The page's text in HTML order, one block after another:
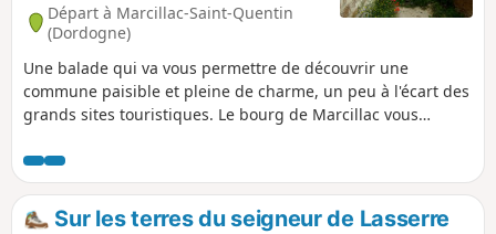
Départ à Marcillac-Saint-Quentin
(Dordogne)
Une balade qui va vous permettre de découvrir une
commune paisible et pleine de charme, un peu à l'écart des
grands sites touristiques. Le bourg de Marcillac vous
et aux toits de lauze resserrées autour de sa petite église.
Sur les terres du seigneur de Lasserre